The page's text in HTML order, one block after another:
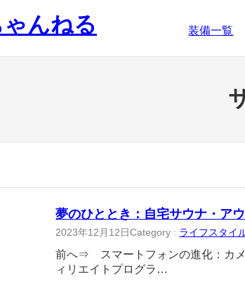
んねる 装備一覧
夢のひととき：自宅サウナ・ア
2023年12月12日Category : ライフスタイ
前へ⇒ スマートフォンの進化：カ
ィリエイトプログラ…